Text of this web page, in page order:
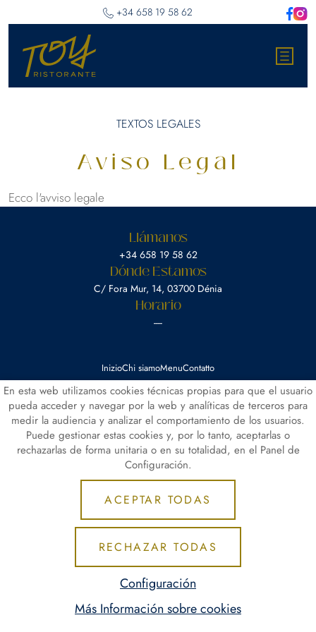
‎+34 658 19 58 62
TEXTOS LEGALES
Aviso Legal
Ecco l'avviso legale
En esta web utilizamos cookies técnicas propias para que el usuario
pueda acceder y navegar por la web y analíticas de terceros para
medir la audiencia y analizar el comportamiento de los usuarios.
Puede gestionar estas cookies y, por lo tanto, aceptarlas o
rechazarlas de forma unitaria o en su totalidad, en el Panel de
Configuración.
ACEPTAR TODAS
RECHAZAR TODAS
Configuración
Más Información sobre cookies
Llámanos
‎+34 658 19 58 62
Dónde Estamos
C/ Fora Mur, 14, 03700 Dénia
Horario
----
InizioChi siamoMenuContatto
Aviso Legal // Política de Privacidad de Datos // Política de Cookies
// Configuración de Cookies
toyristorante.com© 2025